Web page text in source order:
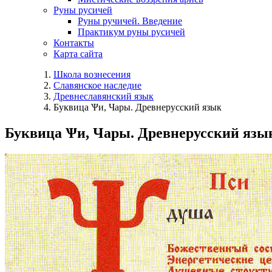
Руны русичей
Руны ручичей. Введение
Практикум руны русичей
Контакты
Карта сайта
Школа вознесения
Славянское наследие
Древнеславянский язык
Буквица Ѱи, Чары. Древнерусский язык
Буквица Ѱи, Чары. Древнерусский